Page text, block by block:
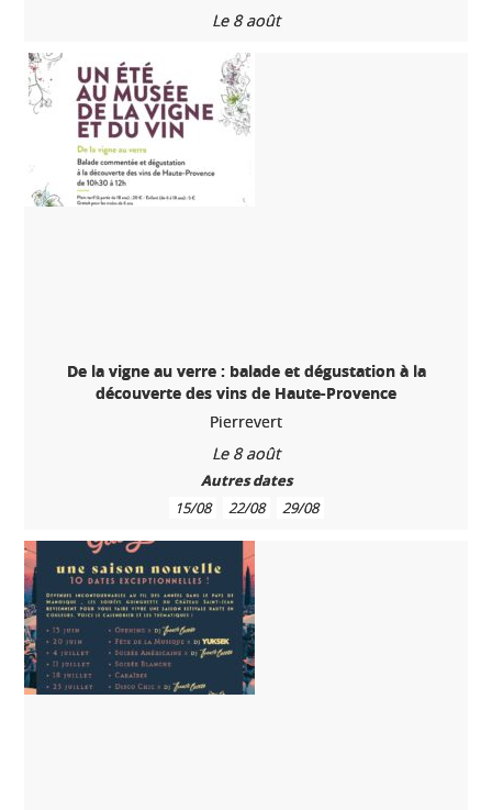
Le 8 août
De la vigne au verre : balade et dégustation à la
découverte des vins de Haute-Provence
Pierrevert
Le 8 août
Autres dates
15/08
22/08 29/08